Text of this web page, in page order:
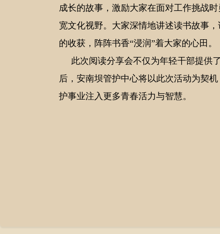
成长的故事，激励大家在面对工作挑战
宽文化视野。大家深情地讲述读书故事
的收获，阵阵书香“浸润”着大家的心田。
此次阅读分享会不仅为年轻干部提供
后，安南坝管护中心将以此次活动为契
护事业注入更多青春活力与智慧。